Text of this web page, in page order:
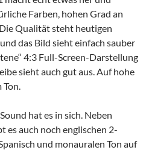
Farben, hohen Grad an
Qualität steht heutigen
das Bild sieht einfach sauber
4:3 Full-Screen-Darstellung
sieht auch gut aus. Auf hohe
hat es in sich. Neben
es auch noch englischen 2-
und monauralen Ton auf